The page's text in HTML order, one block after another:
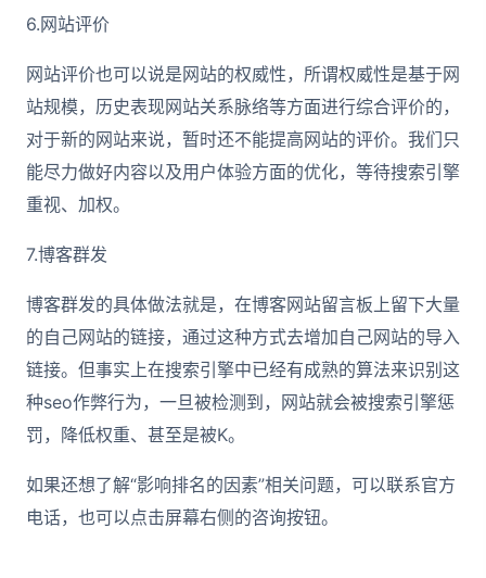
6.网站评价
网站评价也可以说是网站的权威性，所谓权威性是基于网
站规模，历史表现网站关系脉络等方面进行综合评价的，
对于新的网站来说，暂时还不能提高网站的评价。我们只
能尽力做好内容以及用户体验方面的优化，等待搜索引擎
重视、加权。
7.博客群发
博客群发的具体做法就是，在博客网站留言板上留下大量
的自己网站的链接，通过这种方式去增加自己网站的导入
链接。但事实上在搜索引擎中已经有成熟的算法来识别这
种seo作弊行为，一旦被检测到，网站就会被搜索引擎惩
罚，降低权重、甚至是被K。
如果还想了解“影响排名的因素”相关问题，可以联系官方
电话，也可以点击屏幕右侧的咨询按钮。